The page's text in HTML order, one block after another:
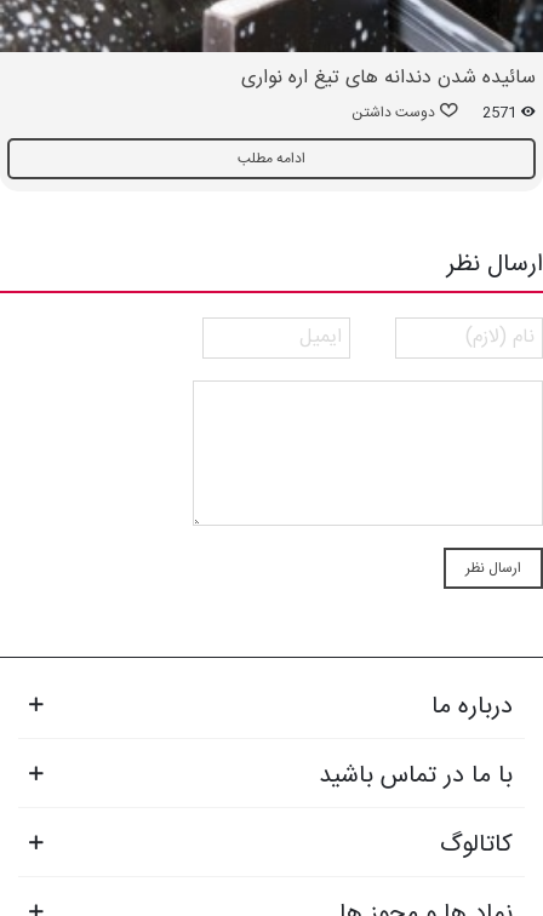
سائیده شدن دندانه های تیغ اره نواری
2571
دوست داشتن
ادامه مطلب
ارسال نظر
درباره ما
با ما در تماس باشید
کاتالوگ